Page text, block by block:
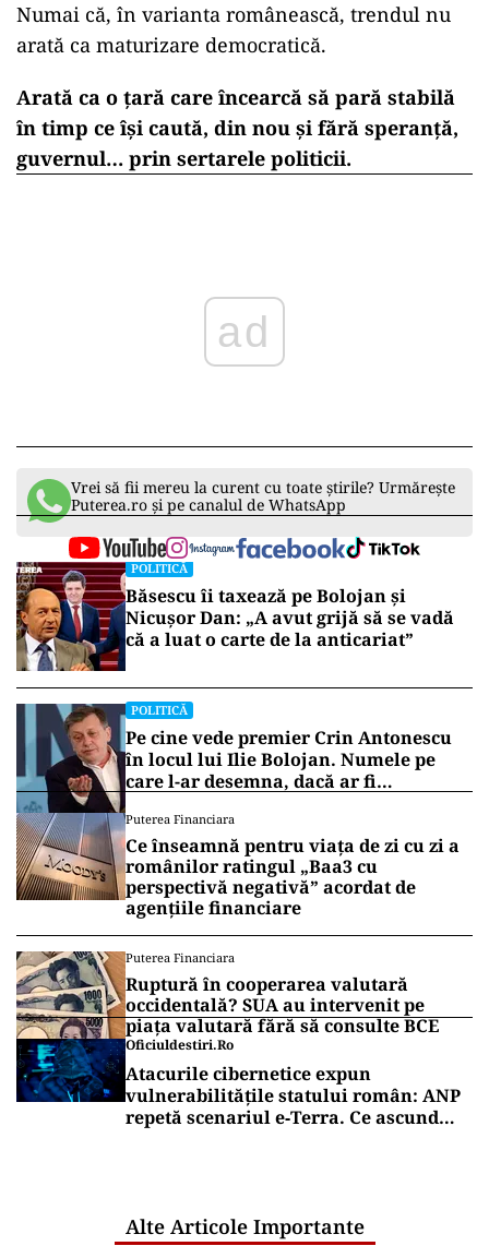
Numai că, în varianta românească, trendul nu
arată ca maturizare democratică.
Arată ca o țară care încearcă să pară stabilă
în timp ce își caută, din nou și fără speranță,
guvernul… prin sertarele politicii.
ad
Vrei să fii mereu la curent cu toate știrile? Urmărește
Puterea.ro și pe canalul de WhatsApp
POLITICĂ
Băsescu îi taxează pe Bolojan și
Nicușor Dan: „A avut grijă să se vadă
că a luat o carte de la anticariat”
POLITICĂ
Pe cine vede premier Crin Antonescu
în locul lui Ilie Bolojan. Numele pe
care l-ar desemna, dacă ar fi
Puterea Financiara
Ce înseamnă pentru viața de zi cu zi a
românilor ratingul „Baa3 cu
perspectivă negativă” acordat de
agențiile financiare
Puterea Financiara
Ruptură în cooperarea valutară
occidentală? SUA au intervenit pe
piața valutară fără să consulte BCE
Oficiuldestiri.ro
Atacurile cibernetice expun
vulnerabilitățile statului român: ANP
repetă scenariul e‑Terra. Ce ascund
Alte Articole Importante